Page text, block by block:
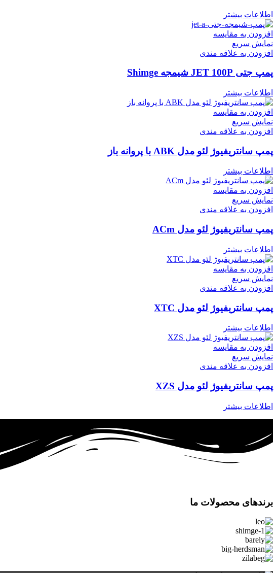
اطلاعات بیشتر
افزودن به مقایسه
نمایش سریع
افزودن به علاقه مندی
پمپ جتی JET 100P شیمجه Shimge
اطلاعات بیشتر
افزودن به مقایسه
نمایش سریع
افزودن به علاقه مندی
پمپ سانتریفیوژ لئو مدل ABK با پروانه باز
اطلاعات بیشتر
افزودن به مقایسه
نمایش سریع
افزودن به علاقه مندی
پمپ سانتریفیوژ لئو مدل ACm
اطلاعات بیشتر
افزودن به مقایسه
نمایش سریع
افزودن به علاقه مندی
پمپ سانتریفیوژ لئو مدل XTC
اطلاعات بیشتر
افزودن به مقایسه
نمایش سریع
افزودن به علاقه مندی
پمپ سانتریفیوژ لئو مدل XZS
اطلاعات بیشتر
برندهای محصولات ما